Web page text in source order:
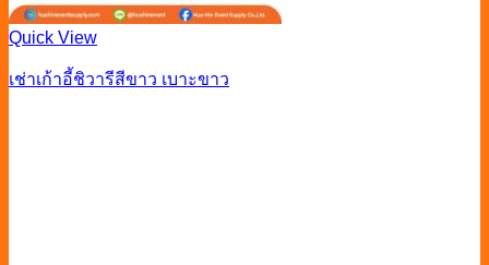
Quick View
เช่าเก้าอี้ชิวารีสีขาว เบาะขาว